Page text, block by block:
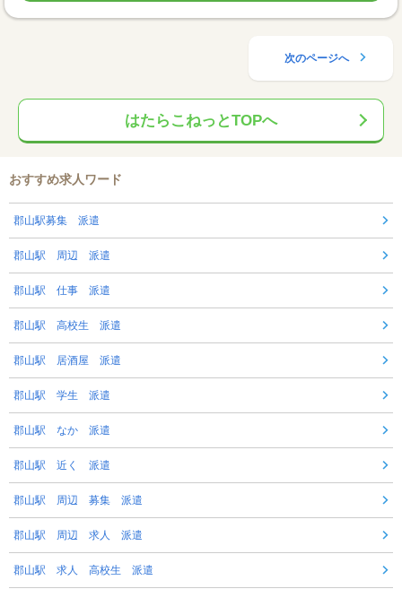
次のページへ
はたらこねっとTOPへ
おすすめ求人ワード
郡山駅募集 派遣
郡山駅 周辺 派遣
郡山駅 仕事 派遣
郡山駅 高校生 派遣
郡山駅 居酒屋 派遣
郡山駅 学生 派遣
郡山駅 なか 派遣
郡山駅 近く 派遣
郡山駅 周辺 募集 派遣
郡山駅 周辺 求人 派遣
郡山駅 求人 高校生 派遣